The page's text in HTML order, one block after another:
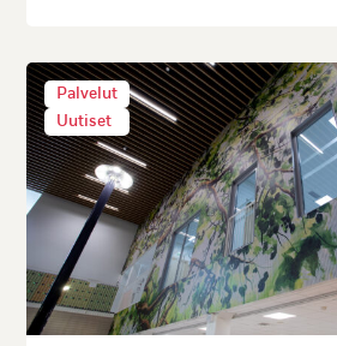
Palvelut
Uutiset